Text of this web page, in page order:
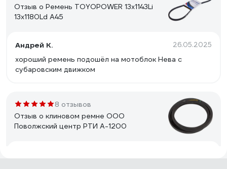
Отзыв о Ремень TOYOPOWER 13x1143Li
13x1180Ld A45
Андрей К. 26.05.2025
хороший ремень подошёл на мотоблок Нева с
субаровским движком
8 отзывов
Отзыв о клиновом ремне ООО
Поволжский центр РТИ А-1200